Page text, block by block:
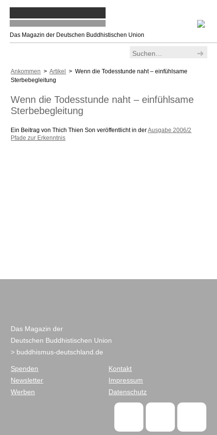
Das Magazin der Deutschen Buddhistischen Union
Ankommen >Artikel
> Wenn die Todesstunde naht – einfühlsame
Sterbebegleitung
Wenn die Todesstunde naht – einfühlsame
Sterbebegleitung
Ein Beitrag von Thich Thien Son veröffentlicht in derAusgabe 2006/2
Pfade zur Erkenntnis
Das Magazin der
Deutschen Buddhistischen Union
> buddhismus-deutschland.de
Spenden
Newsletter
Werben
Kontakt
Impressum
Datenschutz